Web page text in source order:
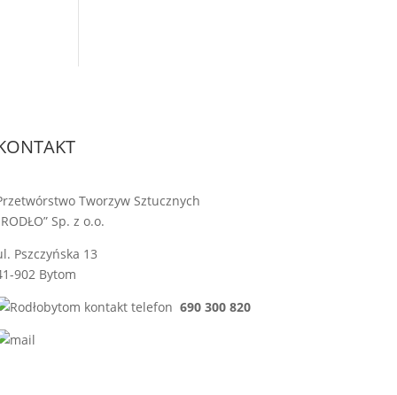
Tworzyw Sztucznych
Sp. z o.o.
Pszczyńska 13
902 Bytom
690 300 820